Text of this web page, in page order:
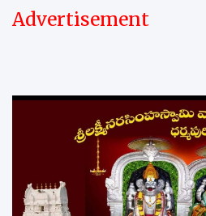
Advertisement